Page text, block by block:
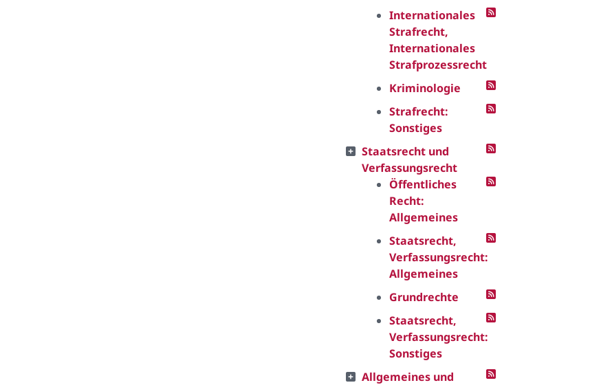
Internationales
Strafrecht,
Internationales
Strafprozessrecht
Kriminologie
Strafrecht:
Sonstiges
Staatsrecht und
Verfassungsrecht
Öffentliches
Recht:
Allgemeines
Staatsrecht,
Verfassungsrecht:
Allgemeines
Grundrechte
Staatsrecht,
Verfassungsrecht:
Sonstiges
Allgemeines und